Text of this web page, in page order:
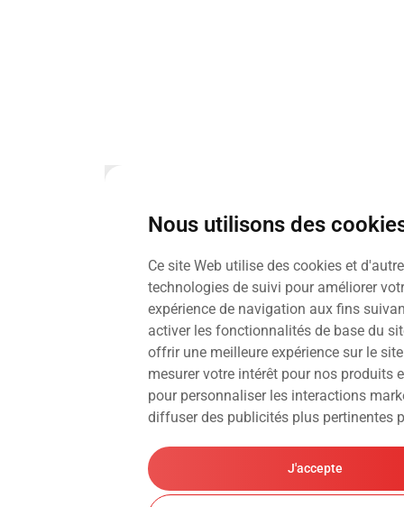
Nous utilisons des
Ce site Web utilise des cookies et
technologies de suivi pour améliorer
expérience de navigation aux fins
activer les fonctionnalités de base du
offrir une meilleure expérience sur le
mesurer votre intérêt pour nos produits
pour personnaliser les interactions
diffuser des publicités plus pertinentes
J'accepte